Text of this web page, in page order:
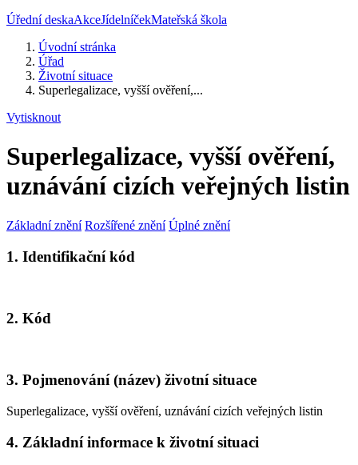
Úřední deskaAkceJídelníčekMateřská škola
Úvodní stránka
Úřad
Životní situace
Superlegalizace, vyšší ověření,...
Vytisknout
Superlegalizace, vyšší ověření,
uznávání cizích veřejných listin
Základní znění Rozšířené znění Úplné znění
1. Identifikační kód
2. Kód
3. Pojmenování (název) životní situace
Superlegalizace, vyšší ověření, uznávání cizích veřejných listin
4. Základní informace k životní situaci